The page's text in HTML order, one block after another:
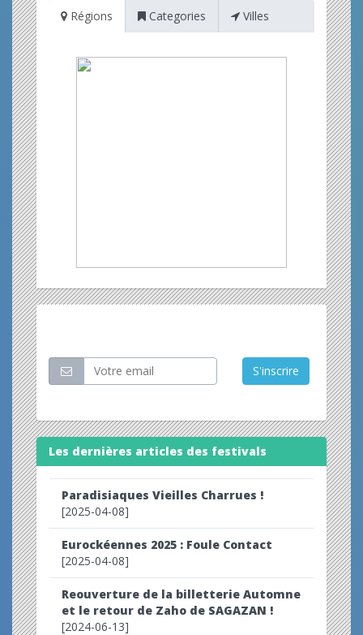
Régions Categories Villes
S'inscrire
Les dernières articles des festivals
Paradisiaques Vieilles Charrues !
[2025-04-08]
Eurockéennes 2025 : Foule Contact
[2025-04-08]
Reouverture de la billetterie Automne
et le retour de Zaho de SAGAZAN !
[2024-06-13]